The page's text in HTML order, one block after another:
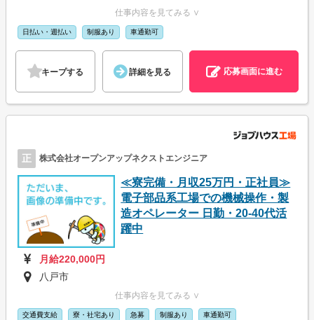
仕事内容を見てみる ∨
日払い・週払い 制服あり 車通勤可
キープする 詳細を見る 応募画面に進む
正 株式会社オープンアップネクストエンジニア
≪寮完備・月収25万円・正社員≫
電子部品系工場での機械操作・製
造オペレーター 日勤・20-40代活
躍中
月給220,000円
八戸市
仕事内容を見てみる ∨
交通費支給 寮・社宅あり 急募 制服あり 車通勤可